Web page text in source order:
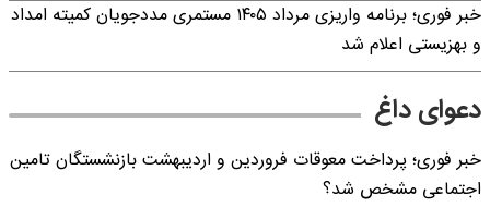
خبر فوری؛ برنامه واریزی مرداد ۱۴۰۵ مستمری مددجویان کمیته امداد
و بهزیستی اعلام شد
دعوای داغ
خبر فوری؛ پرداخت معوقات فروردین و اردیبهشت بازنشستگان تامین
اجتماعی مشخص شد؟